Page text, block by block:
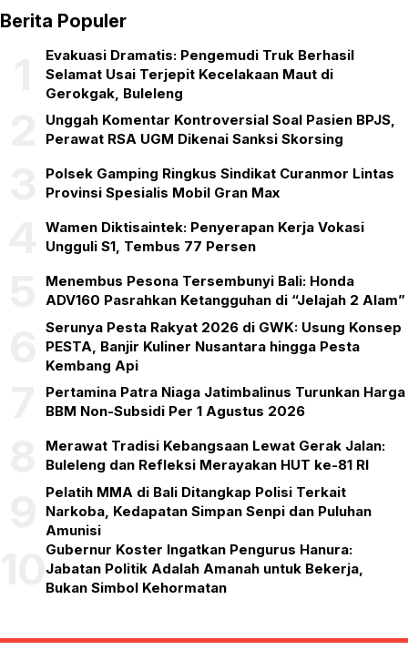
Berita Populer
Evakuasi Dramatis: Pengemudi Truk Berhasil
Selamat Usai Terjepit Kecelakaan Maut di
Gerokgak, Buleleng
Unggah Komentar Kontroversial Soal Pasien BPJS,
Perawat RSA UGM Dikenai Sanksi Skorsing
Polsek Gamping Ringkus Sindikat Curanmor Lintas
Provinsi Spesialis Mobil Gran Max
Wamen Diktisaintek: Penyerapan Kerja Vokasi
Ungguli S1, Tembus 77 Persen
Menembus Pesona Tersembunyi Bali: Honda
ADV160 Pasrahkan Ketangguhan di “Jelajah 2 Alam”
Serunya Pesta Rakyat 2026 di GWK: Usung Konsep
PESTA, Banjir Kuliner Nusantara hingga Pesta
Kembang Api
Pertamina Patra Niaga Jatimbalinus Turunkan Harga
BBM Non-Subsidi Per 1 Agustus 2026
Merawat Tradisi Kebangsaan Lewat Gerak Jalan:
Buleleng dan Refleksi Merayakan HUT ke-81 RI
Pelatih MMA di Bali Ditangkap Polisi Terkait
Narkoba, Kedapatan Simpan Senpi dan Puluhan
Amunisi
Gubernur Koster Ingatkan Pengurus Hanura:
Jabatan Politik Adalah Amanah untuk Bekerja,
Bukan Simbol Kehormatan